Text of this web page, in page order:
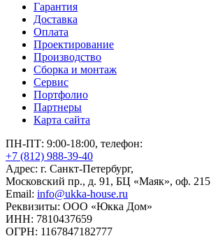
Гарантия
Доставка
Оплата
Проектирование
Производство
Сборка и монтаж
Сервис
Портфолио
Партнеры
Карта сайта
ПН-ПТ: 9:00-18:00, телефон:
+7 (812) 988-39-40
Адрес: г. Санкт-Петербург,
Московский пр., д. 91, БЦ «Маяк», оф. 215
Email: info@ukka-house.ru
Реквизиты: ООО «Юкка Дoм»
ИНН: 7810437659
ОГРН: 1167847182777